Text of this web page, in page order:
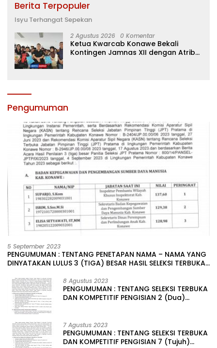
Berita Terpopuler
Isyu Terhangat Sepekan
2 Agustus 2026 0 Komentar
Ketua Kwarcab Konawe Bekali
Kontingen Jamnas XII dengan Atribut
Pengumuman
5 September 2023
PENGUMUMAN : TENTANG PENETAPAN NAMA – NAMA YANG
DINYATAKAN LULUS 3 (TIGA) BESAR HASIL SELEKSI TERBUKA
LINGKUNGAN PEMERINTAH DAERAH KABUPATEN KONAWE
8 Agustus 2023
PENGUMUMAN : TENTANG SELEKSI TERBUKA
DAN KOMPETITIF PENGISIAN 2 (Dua)
KABUPATEN KONAWE
7 Agustus 2023
PENGUMUMAN : TENTANG SELEKSI TERBUKA
DAN KOMPETITIF PENGISIAN 7 (Tujuh)